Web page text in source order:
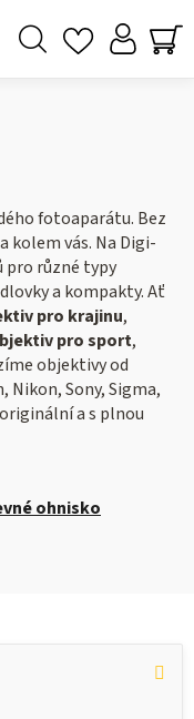
fotoaparátu. Bez
kolem vás. Na Digi-
pro různé typy
a kompakty. Ať
pro krajinu,
pro sport,
objektivy od
Nikon, Sony, Sigma,
a s plnou
ohnisko